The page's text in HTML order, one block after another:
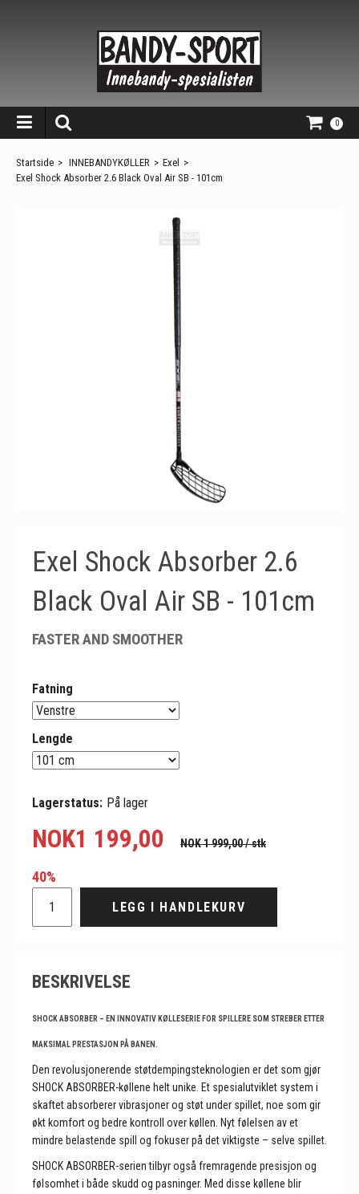
0
Startside > INNEBANDYKØLLER > Exel >
Exel Shock Absorber 2.6 Black Oval Air SB - 101cm
Exel Shock Absorber 2.6
Black Oval Air SB - 101cm
FASTER AND SMOOTHER
Fatning
Lengde
Lagerstatus: På lager
NOK1 199,00 NOK 1 999,00/ stk
40%
LEGG I HANDLEKURV
BESKRIVELSE
SHOCK ABSORBER – EN INNOVATIV KØLLESERIE FOR SPILLERE SOM STREBER ETTER
MAKSIMAL PRESTASJON PÅ BANEN.
Den revolusjonerende støtdempingsteknologien er det som gjør
SHOCK ABSORBER-køllene helt unike. Et spesialutviklet system i
skaftet absorberer vibrasjoner og støt under spillet, noe som gir
økt komfort og bedre kontroll over køllen. Nyt følelsen av et
mindre belastende spill og fokuser på det viktigste – selve spillet.
SHOCK ABSORBER-serien tilbyr også fremragende presisjon og
følsomhet i både skudd og pasninger. Med disse køllene blir